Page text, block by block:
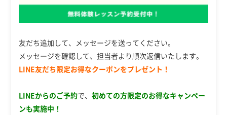
友だち追加して、メッセージを送ってください。
メッセージを確認して、担当者より順次返信いたします。
LINE友だち限定お得なクーポンをプレゼント！
LINEからのご予約で、初めての方限定のお得なキャンペー
ンも実施中！